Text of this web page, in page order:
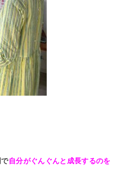
自分がぐんぐんと成長するのを